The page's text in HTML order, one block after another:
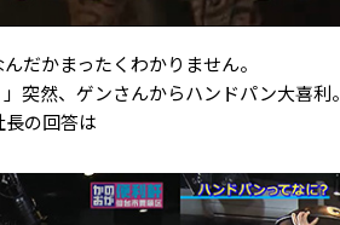
だかまったくわかりません。
突然、ゲンさんからハンドパン大喜利。
の回答は